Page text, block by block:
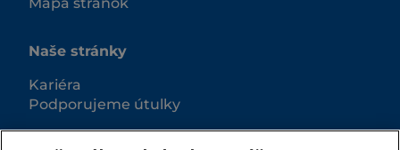
Naše stránky
Kariéra
Podporujeme útulky